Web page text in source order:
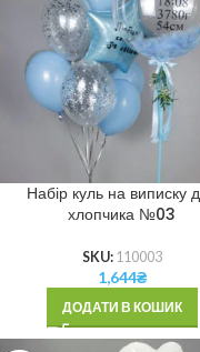
Набір куль на виписку
хлопчика №03
SKU: 110003
1,644₴
ДОДАТИ В КОШИК